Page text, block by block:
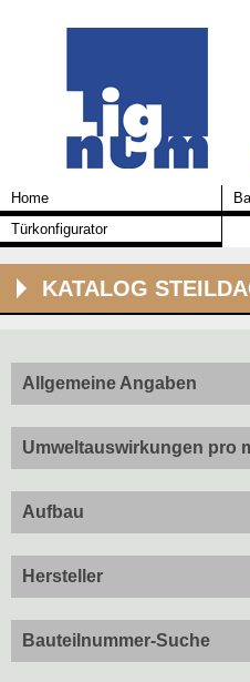
Home
Türkonfigurator
KATALOG
Allgemeine Angaben
Umweltauswirkungen pro
Aufbau
Hersteller
Bauteilnummer-Suche